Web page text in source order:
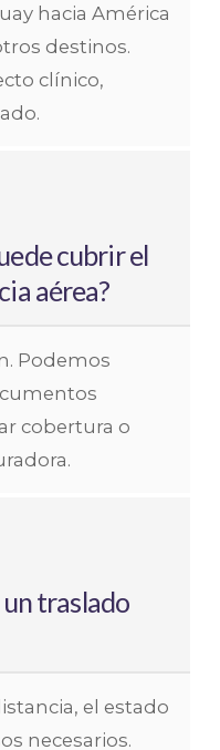
hacia América
destinos.
clínico,
cubrir el
aérea?
Podemos
cobertura o
un traslado
el estado
necesarios.